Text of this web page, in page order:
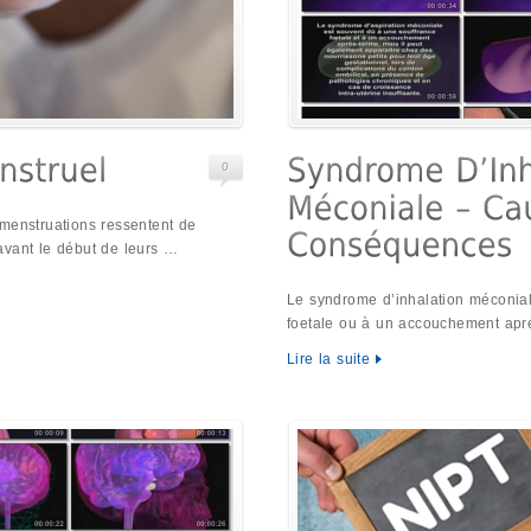
0
ressentent de
le début de leurs …
Le syndrome d’inhalation
foetale ou à un accouchement
Lire la suite